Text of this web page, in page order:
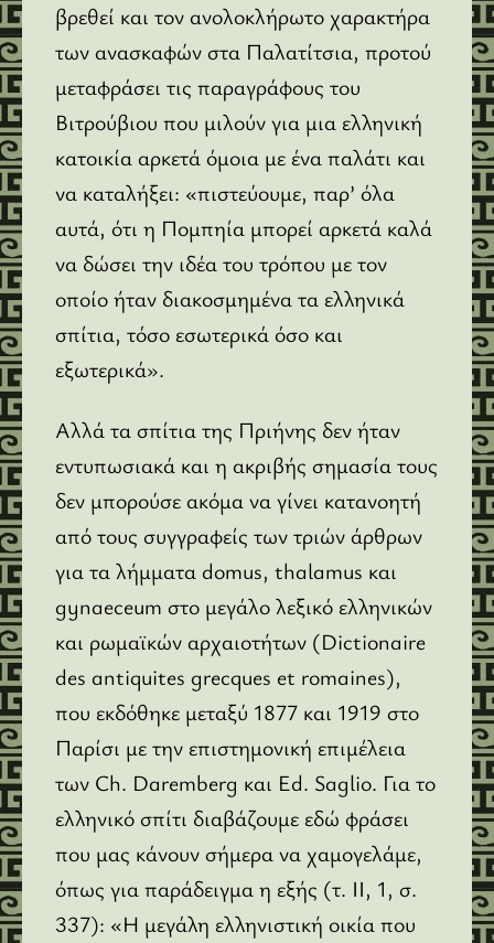
βρεθεί και τον ανολοκλήρωτο χαρακτήρα
των ανασκαφών στα Παλατίτσια, προτού
μεταφράσει τις παραγράφους του
Βιτρούβιου που μιλούν για μια ελληνική
κατοικία αρκετά όμοια με ένα παλάτι και
να καταλήξει: «πιστεύουμε, παρ’ όλα
αυτά, ότι η Πομπηία μπορεί αρκετά καλά
να δώσει την ιδέα του τρόπου με τον
οποίο ήταν διακοσμημένα τα ελληνικά
σπίτια, τόσο εσωτερικά όσο και
εξωτερικά».
Αλλά τα σπίτια της Πριήνης δεν ήταν
εντυπωσιακά και η ακριβής σημασία τους
δεν μπορούσε ακόμα να γίνει κατανοητή
από τους συγγραφείς των τριών άρθρων
για τα λήμματα domus, thalamus και
gynaeceum στο μεγάλο λεξικό ελληνικών
και ρωμαϊκών αρχαιοτήτων (Dictionaire
des antiquites grecques et romaines),
που εκδόθηκε μεταξύ 1877 και 1919 στο
Παρίσι με την επιστημονική επιμέλεια
των Ch. Daremberg και Ed. Saglio. Για το
ελληνικό σπίτι διαβάζουμε εδώ φράσει
που μας κάνουν σήμερα να χαμογελάμε,
όπως για παράδειγμα η εξής (τ. II, 1, σ.
337): «Η μεγάλη ελληνιστική οικία που